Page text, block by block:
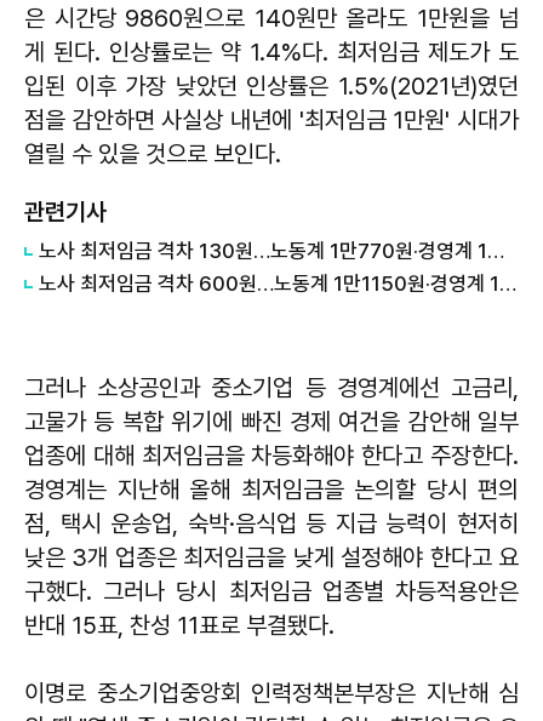
은 시간당 9860원으로 140원만 올라도 1만원을 넘
게 된다. 인상률로는 약 1.4%다. 최저임금 제도가 도
입된 이후 가장 낮았던 인상률은 1.5%(2021년)였던
점을 감안하면 사실상 내년에 '최저임금 1만원' 시대가
열릴 수 있을 것으로 보인다.
관련기사
노사 최저임금 격차 130원…노동계 1만770원·경영계 1만640원
노사 최저임금 격차 600원…노동계 1만1150원·경영계 1만550원
그러나 소상공인과 중소기업 등 경영계에선 고금리,
고물가 등 복합 위기에 빠진 경제 여건을 감안해 일부
업종에 대해 최저임금을 차등화해야 한다고 주장한다.
경영계는 지난해 올해 최저임금을 논의할 당시 편의
점, 택시 운송업, 숙박·음식업 등 지급 능력이 현저히
낮은 3개 업종은 최저임금을 낮게 설정해야 한다고 요
구했다. 그러나 당시 최저임금 업종별 차등적용안은
반대 15표, 찬성 11표로 부결됐다.
이명로 중소기업중앙회 인력정책본부장은 지난해 심